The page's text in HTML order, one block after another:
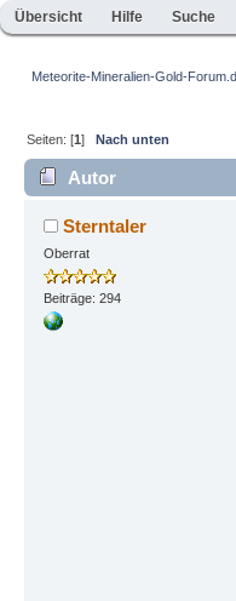
Übersicht Hilfe Suche
Meteorite-Mineralien-Gold-
Seiten: [1]Nach unten
Autor
Sterntaler
Oberrat
Beiträge: 294